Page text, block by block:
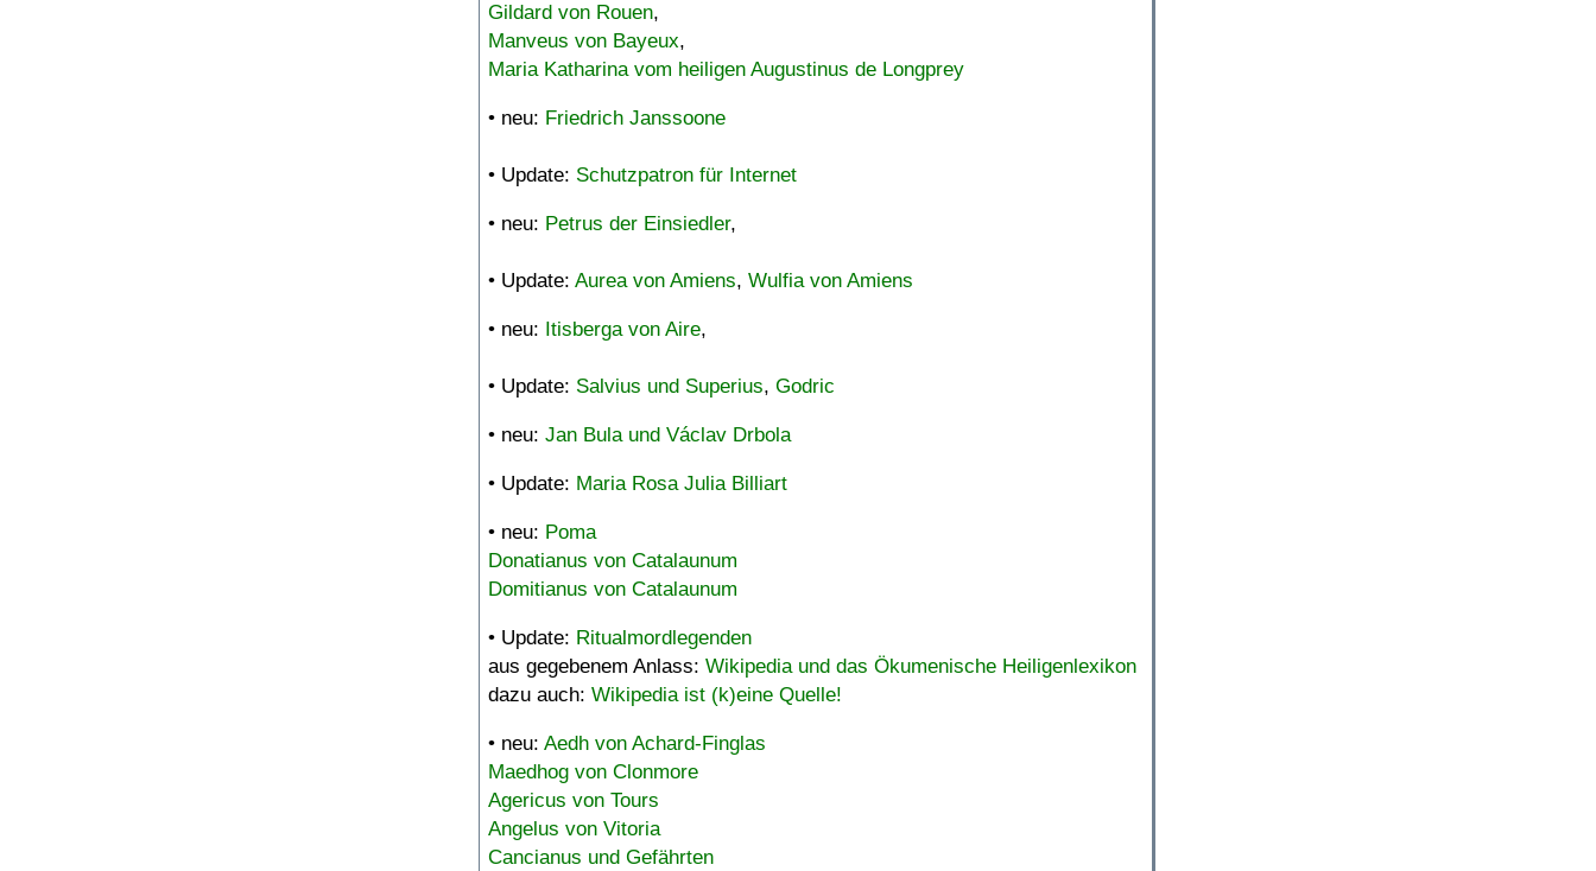
Gildard von Rouen,
Manveus von Bayeux,
Maria Katharina vom heiligen Augustinus de Longprey
• neu: Friedrich Janssoone
• Update: Schutzpatron für Internet
• neu: Petrus der Einsiedler,
• Update: Aurea von Amiens, Wulfia von Amiens
• neu: Itisberga von Aire,
• Update: Salvius und Superius, Godric
• neu: Jan Bula und Václav Drbola
• Update: Maria Rosa Julia Billiart
• neu: Poma
Donatianus von Catalaunum
Domitianus von Catalaunum
• Update: Ritualmordlegenden
aus gegebenem Anlass: Wikipedia und das Ökumenische Heiligenlexikon
dazu auch: Wikipedia ist (k)eine Quelle!
• neu: Aedh von Achard-Finglas
Maedhog von Clonmore
Agericus von Tours
Angelus von Vitoria
Cancianus und Gefährten